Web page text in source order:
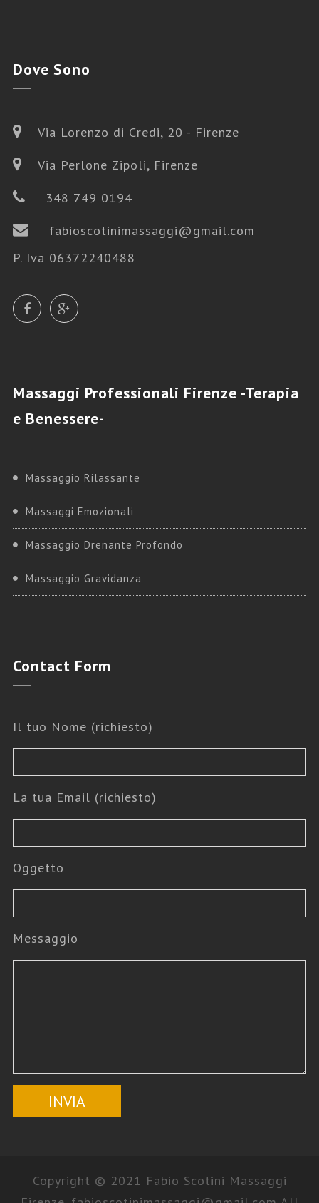
Dove Sono
Via Lorenzo di Credi, 20 - Firenze
Via Perlone Zipoli, Firenze
348 749 0194
fabioscotinimassaggi@gmail.com
P. Iva 06372240488
Massaggi Professionali Firenze -Terapia
e Benessere-
Massaggio Rilassante
Massaggi Emozionali
Massaggio Drenante Profondo
Massaggio Gravidanza
Contact Form
Il tuo Nome (richiesto)
La tua Email (richiesto)
Oggetto
Messaggio
Copyright © 2021 Fabio Scotini Massaggi